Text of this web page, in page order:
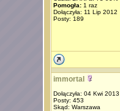
Pomogła:1 raz
Dołączyła: 11 Lip 2012
Posty: 189
immortal
Dołączyła: 04 Kwi 2013
Posty: 453
Skąd: Warszawa